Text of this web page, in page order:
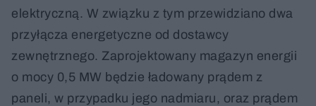
elektryczną. W związku z tym przewidziano dwa
przyłącza energetyczne od dostawcy
zewnętrznego. Zaprojektowany magazyn energii
o mocy 0,5 MW będzie ładowany prądem z
paneli, w przypadku jego nadmiaru, oraz prądem